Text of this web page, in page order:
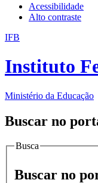
Acessibilidade
Alto contraste
IFB
Instituto
Ministério da Educação
Buscar no
Busca
Buscar no